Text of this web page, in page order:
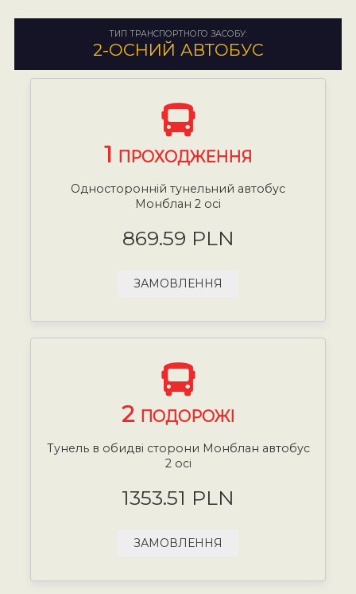
ТИП ТРАНСПОРТНОГО ЗАСОБУ:
2-ОСНИЙ АВТОБУС
1 ПРОХОДЖЕННЯ
Односторонній тунельний автобус
Монблан 2 осі
869.59 PLN
ЗАМОВЛЕННЯ
2 ПОДОРОЖІ
Тунель в обидві сторони Монблан автобус
2 осі
1353.51 PLN
ЗАМОВЛЕННЯ